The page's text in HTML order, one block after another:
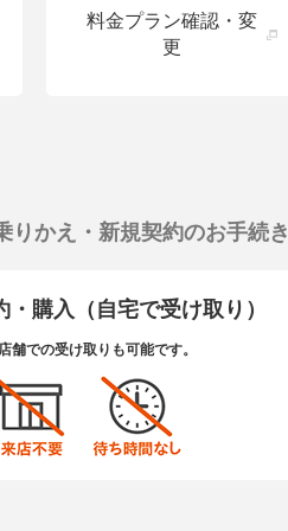
料金プラン確認・変
更
りかえ・新規契約のお手続き
購入（自宅で受け取り）
舗での受け取りも可能です。